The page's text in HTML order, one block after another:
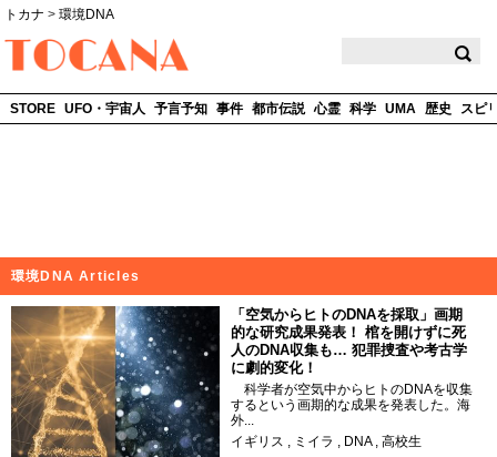
トカナ > 環境DNA
STORE UFO・宇宙人 予言予知 事件 都市伝説 心霊 科学 UMA 歴史 スピ
環境DNA Articles
「空気からヒトのDNAを採取」画期
的な研究成果発表！ 棺を開けずに死
人のDNA収集も… 犯罪捜査や考古学
に劇的変化！
科学者が空気中からヒトのDNAを収集
するという画期的な成果を発表した。海
外...
イギリス
ミイラ DNA
高校生